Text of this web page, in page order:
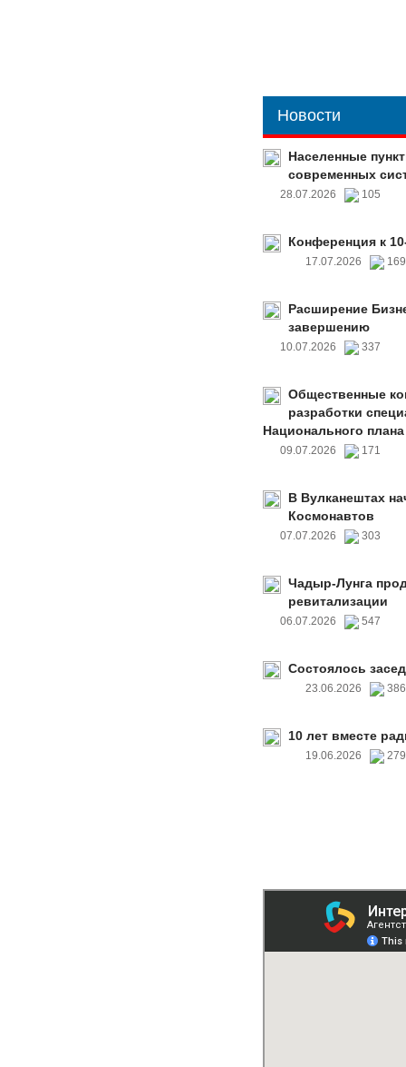
Новости
Населенные
современных
28.07.2026 105
Конференция к
17.07.2026
Расширение
завершению
10.07.2026 337
Общественные
разработки
Национального
09.07.2026 171
В Вулканештах
Космонавтов
07.07.2026 303
Чадыр-Лунга
ревитализации
06.07.2026 547
Состоялось
23.06.2026
10 лет вместе
19.06.2026